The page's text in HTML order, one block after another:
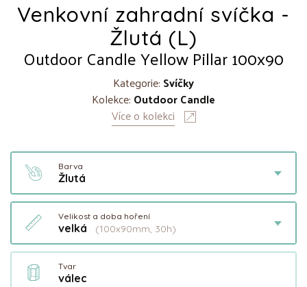
Venkovní zahradní svíčka -
Žlutá (L)
Outdoor Candle Yellow Pillar 100x90
Kategorie: Svíčky
Kolekce: Outdoor Candle
Více o kolekci
Barva
Žlutá
Velikost a doba hoření
velká (100x90mm, 30h)
Tvar
válec